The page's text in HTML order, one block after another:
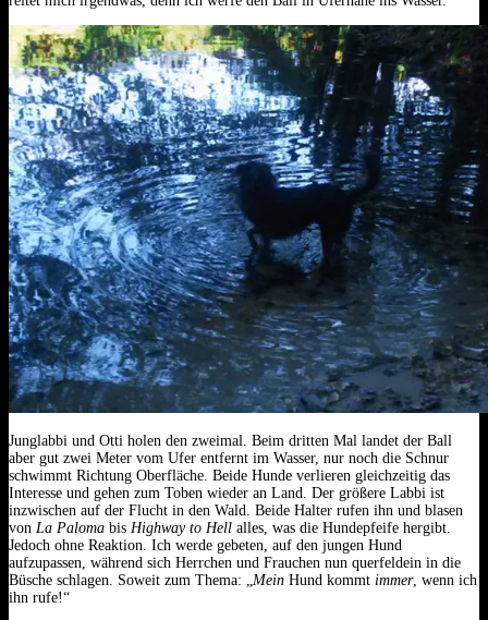
Junglabbi und Otti holen den zweimal. Beim dritten Mal landet der Ball
aber gut zwei Meter vom Ufer entfernt im Wasser, nur noch die Schnur
schwimmt Richtung Oberfläche. Beide Hunde verlieren gleichzeitig das
Interesse und gehen zum Toben wieder an Land. Der größere Labbi ist
inzwischen auf der Flucht in den Wald. Beide Halter rufen ihn und blasen
von La Paloma bis Highway to Hell alles, was die Hundepfeife hergibt.
Jedoch ohne Reaktion. Ich werde gebeten, auf den jungen Hund
aufzupassen, während sich Herrchen und Frauchen nun querfeldein in die
Büsche schlagen. Soweit zum Thema: „ Mein Hund kommt immer, wenn ich
ihn rufe!“